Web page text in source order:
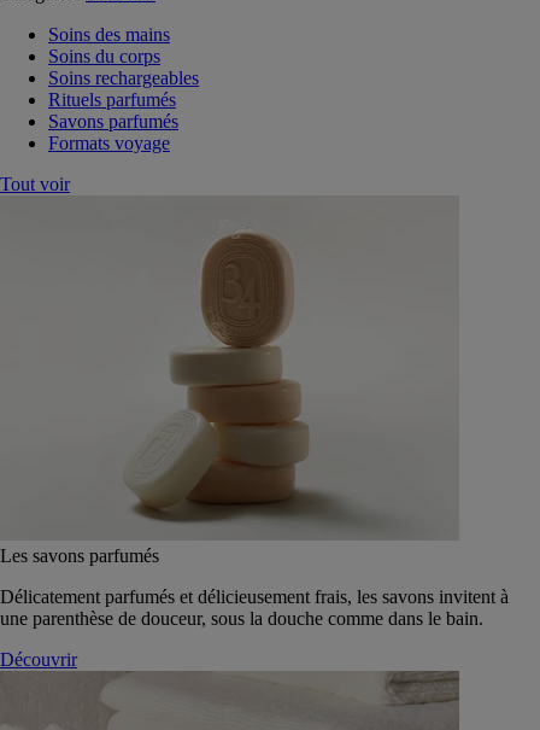
Soins des mains
Soins du corps
Soins rechargeables
Rituels parfumés
Savons parfumés
Formats voyage
Tout voir
Les savons parfumés
Délicatement parfumés et délicieusement frais, les savons invitent à
une parenthèse de douceur, sous la douche comme dans le bain.
Découvrir